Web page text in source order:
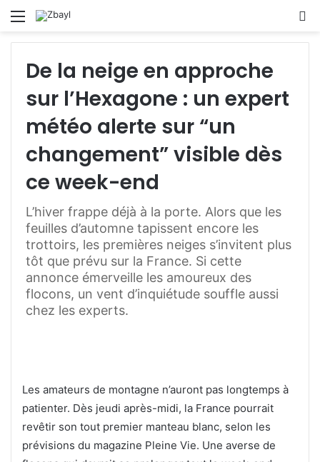
Menu
De la neige en approche
sur l’Hexagone : un expert
météo alerte sur “un
changement” visible dès
ce week-end
L’hiver frappe déjà à la porte. Alors que les
feuilles d’automne tapissent encore les
trottoirs, les premières neiges s’invitent plus
tôt que prévu sur la France. Si cette
annonce émerveille les amoureux des
flocons, un vent d’inquiétude souffle aussi
chez les experts.
Les amateurs de montagne n’auront pas longtemps à
patienter. Dès jeudi après-midi, la France pourrait
revêtir son tout premier manteau blanc, selon les
prévisions du magazine Pleine Vie. Une averse de